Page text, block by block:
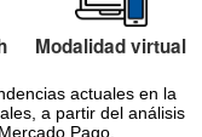
Modalidad virtual
actuales en la
a partir del análisis
Pago.